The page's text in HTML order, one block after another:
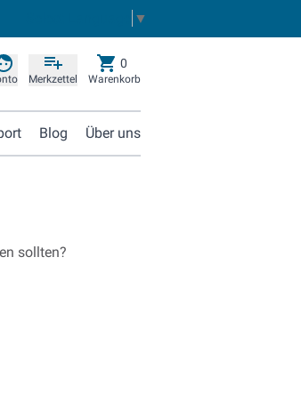
▼
Merkzettel Warenkorb
0
Blog Über uns
sollten?